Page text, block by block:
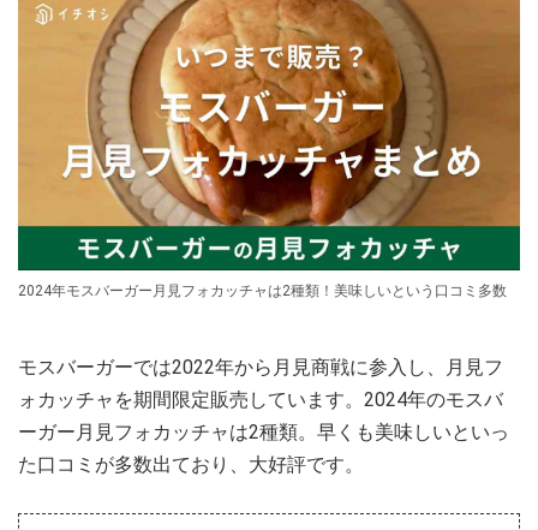
2024年モスバーガー月見フォカッチャは2種類！美味しいという口コミ多数
モスバーガーでは2022年から月見商戦に参入し、月見フ
ォカッチャを期間限定販売しています。2024年のモスバ
ーガー月見フォカッチャは2種類。早くも美味しいといっ
た口コミが多数出ており、大好評です。